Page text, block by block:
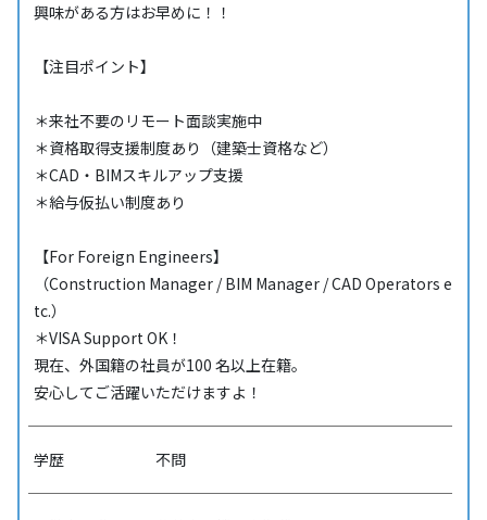
興味がある方はお早めに！！
【注目ポイント】
＊来社不要のリモート面談実施中
＊資格取得支援制度あり（建築士資格など）
＊CAD・BIMスキルアップ支援
＊給与仮払い制度あり
【For Foreign Engineers】
（Construction Manager / BIM Manager / CAD Operators e
tc.）
＊VISA Support OK！
現在、外国籍の社員が100 名以上在籍。
安心してご活躍いただけますよ！
学歴 不問